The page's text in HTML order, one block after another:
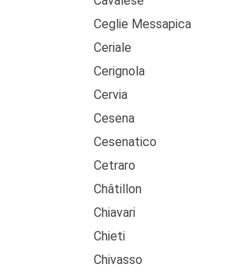
Ceglie Messapica
Ceriale
Cerignola
Cervia
Cesena
Cesenatico
Cetraro
Châtillon
Chiavari
Chieti
Chivasso